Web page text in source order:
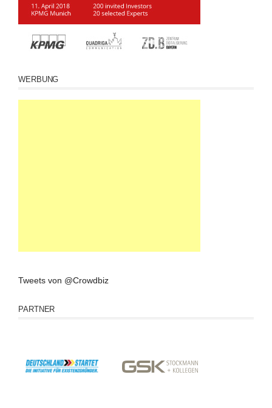
WERBUNG
Tweets von @Crowdbiz
PARTNER